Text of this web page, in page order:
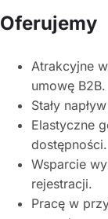
Oferujemy
Atrakcyjne
umowę B2B.
Stały
Elastyczne
dostępności.
Wsparcie
rejestracji.
Pracę w